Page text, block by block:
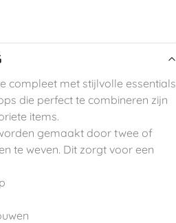
compleet met stijlvolle essentials
die perfect te combineren zijn
items.
gemaakt door twee of
te weven. Dit zorgt voor een